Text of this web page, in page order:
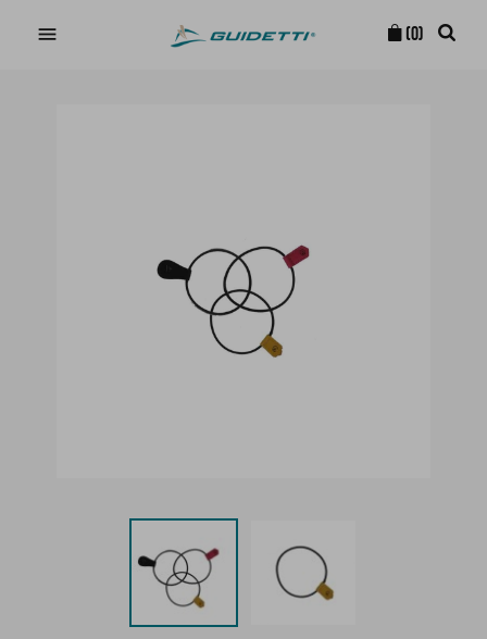
 (0)